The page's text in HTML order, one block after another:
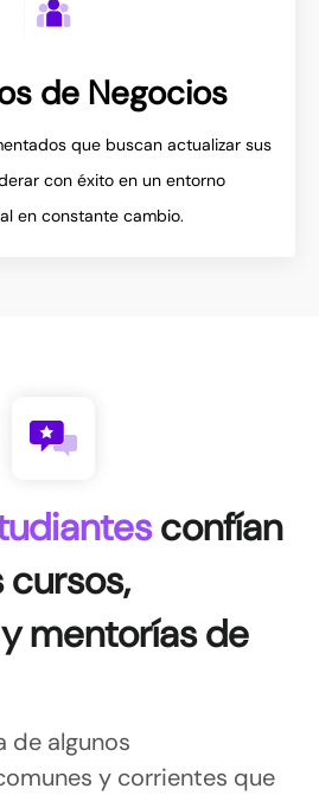
de Negocios
que buscan actualizar sus
con éxito en un entorno
en constante cambio.
confían
cursos,
mentorías de
de algunos
y corrientes que